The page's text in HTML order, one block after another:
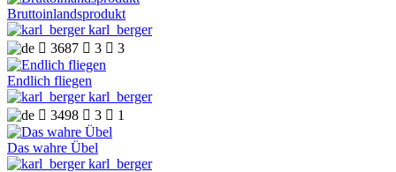
Bruttoinlandsprodukt
karl_berger
 3687  3  3
Endlich fliegen
karl_berger
 3498  3  1
Das wahre Übel
karl_berger